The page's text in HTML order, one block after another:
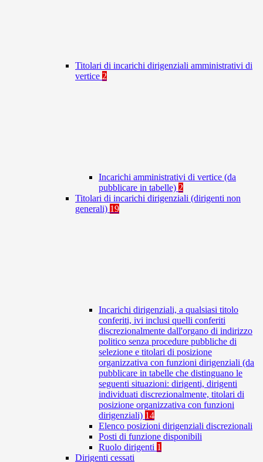
Titolari di incarichi dirigenziali amministrativi di
vertice 2
Incarichi amministrativi di vertice (da
pubblicare in tabelle) 2
Titolari di incarichi dirigenziali (dirigenti non
generali) 19
Incarichi dirigenziali, a qualsiasi titolo
conferiti, ivi inclusi quelli conferiti
discrezionalmente dall'organo di indirizzo
politico senza procedure pubbliche di
selezione e titolari di posizione
organizzativa con funzioni dirigenziali (da
pubblicare in tabelle che distinguano le
seguenti situazioni: dirigenti, dirigenti
individuati discrezionalmente, titolari di
posizione organizzativa con funzioni
dirigenziali) 14
Elenco posizioni dirigenziali discrezionali
Posti di funzione disponibili
Ruolo dirigenti 1
Dirigenti cessati